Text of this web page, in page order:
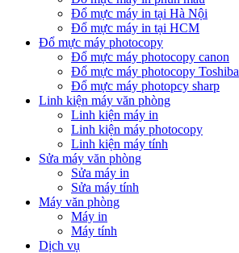
Đổ mực máy in tại Hà Nội
Đổ mực máy in tại HCM
Đổ mực máy photocopy
Đổ mực máy photocopy canon
Đổ mực máy photocopy Toshiba
Đổ mực máy photopcy sharp
Linh kiện máy văn phòng
Linh kiện máy in
Linh kiện máy photocopy
Linh kiện máy tính
Sửa máy văn phòng
Sửa máy in
Sửa máy tính
Máy văn phòng
Máy in
Máy tính
Dịch vụ